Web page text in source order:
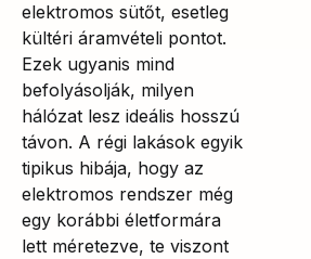
elektromos sütőt, esetleg
kültéri áramvételi pontot.
Ezek ugyanis mind
befolyásolják, milyen
hálózat lesz ideális hosszú
távon. A régi lakások egyik
tipikus hibája, hogy az
elektromos rendszer még
egy korábbi életformára
lett méretezve, te viszont